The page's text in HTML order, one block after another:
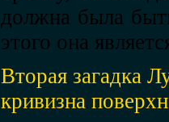
должна была
этого она
Вторая загадка
кривизна